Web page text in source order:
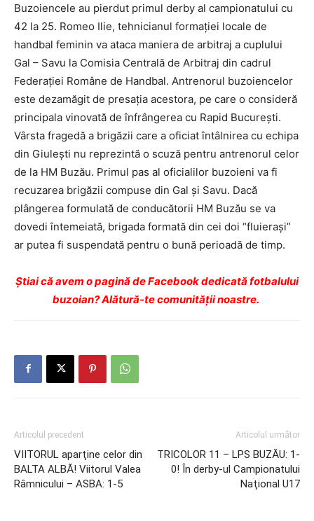
Buzoiencele au pierdut primul derby al campionatului cu
42 la 25. Romeo Ilie, tehnicianul formaţiei locale de
handbal feminin va ataca maniera de arbitraj a cuplului
Gal – Savu la Comisia Centrală de Arbitraj din cadrul
Federaţiei Române de Handbal. Antrenorul buzoiencelor
este dezamăgit de presaţia acestora, pe care o consideră
principala vinovată de înfrângerea cu Rapid Bucureşti.
Vârsta fragedă a brigăzii care a oficiat întâlnirea cu echipa
din Giuleşti nu reprezintă o scuză pentru antrenorul celor
de la HM Buzău. Primul pas al oficialilor buzoieni va fi
recuzarea brigăzii compuse din Gal şi Savu. Dacă
plângerea formulată de conducătorii HM Buzău se va
dovedi întemeiată, brigada formată din cei doi “fluieraşi”
ar putea fi suspendată pentru o bună perioadă de timp.
Ştiai că avem o pagină de Facebook dedicată fotbalului
buzoian? Alătură-te comunității noastre.
Articolul precedent
VIITORUL aparţine celor din
BALTA ALBĂ! Viitorul Valea
Râmnicului – ASBA: 1-5
Articolul următor
TRICOLOR 11 – LPS BUZĂU: 1-
0! În derby-ul Campionatului
Naţional U17